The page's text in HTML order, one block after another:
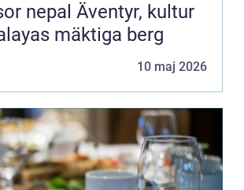
Äventyr, kultur
mäktiga berg
10 maj 2026